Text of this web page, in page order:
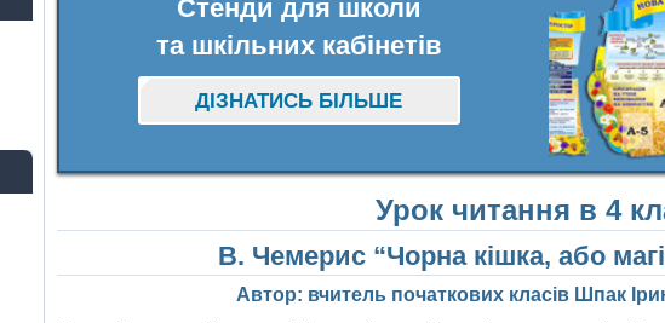
Стенди для школи
та шкільних кабінетів
ДІЗНАТИСЬ БІЛЬШЕ
Урок читання в 4
В. Чемерис “Чорна кішка, або
Автор: вчитель початкових класів Шпак